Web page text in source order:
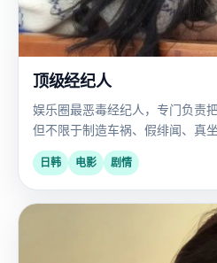
顶级经纪人
娱乐圈最恶毒经纪人，专门负责
但不限于制造车祸、假绯闻、真坐
日韩 电影
剧情
2022
国